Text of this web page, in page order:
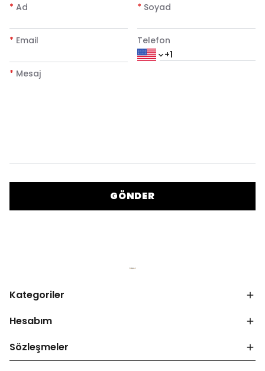
* Ad * Soyad
* Email Telefon
* Mesaj
GÖNDER
Kategoriler
Hesabım
Sözleşmeler